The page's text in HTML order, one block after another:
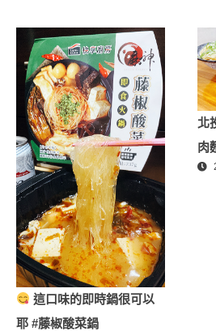
膚│專屬折扣碼【ZPLAI】
額外9折
這口味的即時鍋很可以
耶 #藤椒酸菜鍋
北
肉
級